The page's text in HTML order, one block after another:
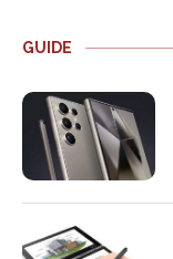
GUIDE